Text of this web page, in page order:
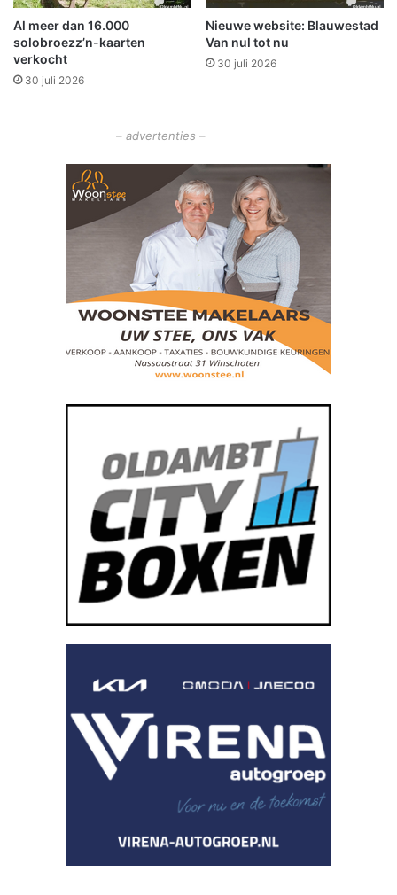
d
l
a
n
g
r
k
e
n
d
Al meer dan 16.000
solobroezz’n-kaarten
verkocht
30 juli 2026
Nieuwe website: Blauwestad
Van nul tot nu
30 juli 2026
– advertenties –